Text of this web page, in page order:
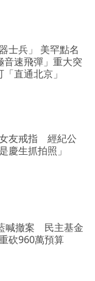
士兵」 美罕點名
速飛彈」重大突
直通北京」
友戒指 經紀公
慶生抓拍照」
喊撤案 民主基金
砍960萬預算